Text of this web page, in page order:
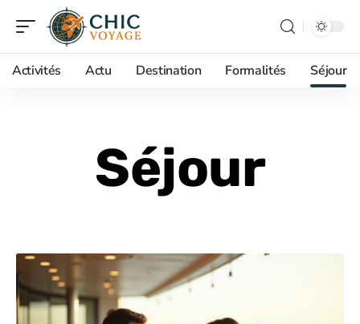
Activités Actu Destination Formalités Séjour
Séjour